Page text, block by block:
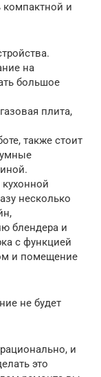
компактной и
на
большое
плита,
также стоит
несколько
блендера и
с функцией
и помещение
не будет
и
это